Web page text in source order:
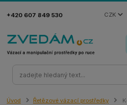
CZK
+420 607 849 530
Úvod Řetězové vázací prostředky